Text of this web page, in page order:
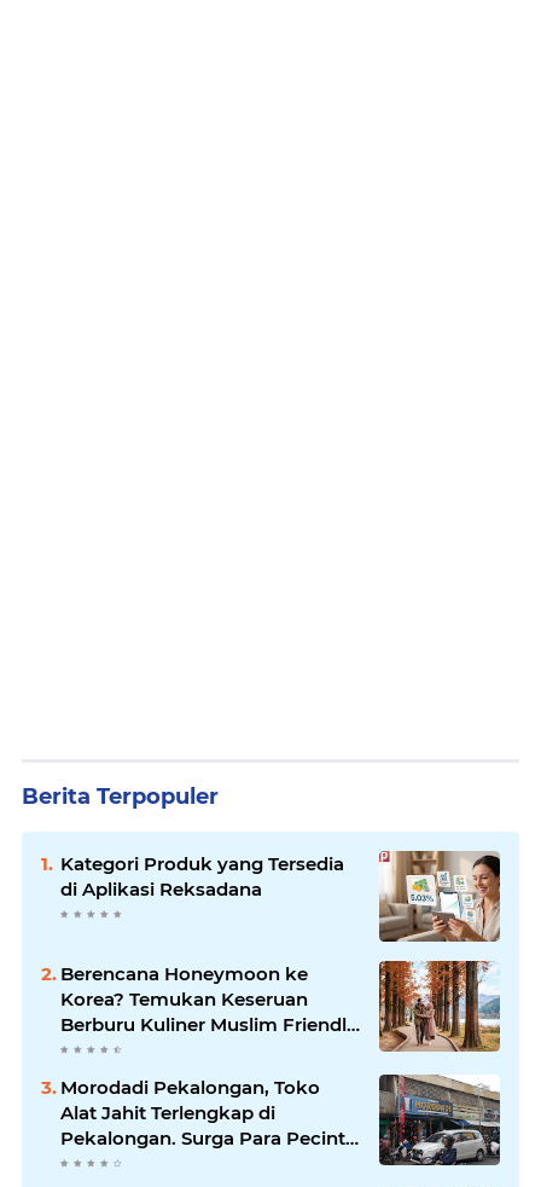
Berita Terpopuler
Kategori Produk yang Tersedia
di Aplikasi Reksadana
Berencana Honeymoon ke
Korea? Temukan Keseruan
Berburu Kuliner Muslim Friendly
di Seoul
Morodadi Pekalongan, Toko
Alat Jahit Terlengkap di
Pekalongan. Surga Para Pecinta
Jahit Menjahit di Pekalongan